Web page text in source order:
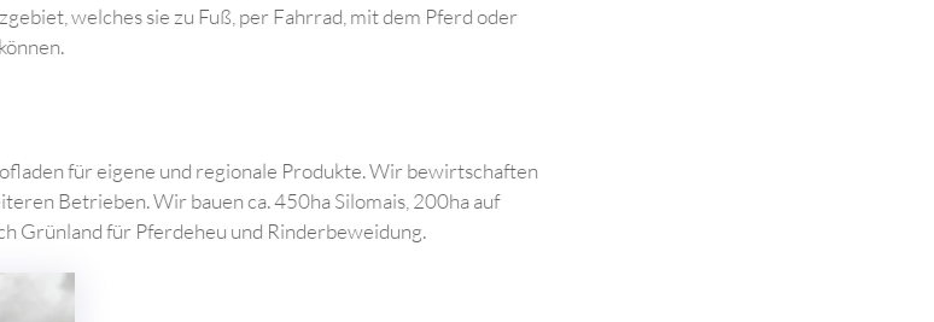
im Naturschutzgebiet, welches sie zu Fuß, per Fahrrad, mit dem Pferd oder
erkunden können.
einen kleinen Hofladen für eigene und regionale Produkte. Wir bewirtschaften
mit 2 weiteren Betrieben. Wir bauen ca. 450ha Silomais, 200ha auf
Dazu kommt noch Grünland für Pferdeheu und Rinderbeweidung.